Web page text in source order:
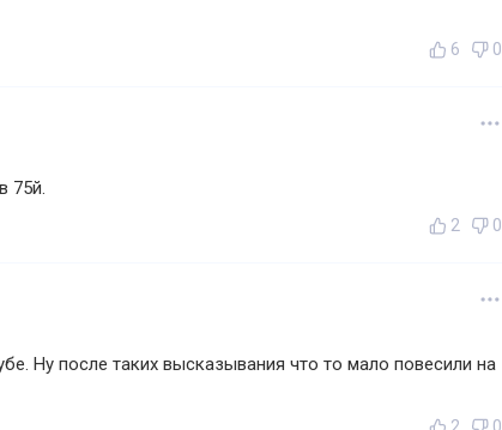
6 0
75й.
2 0
Ну после таких высказывания что то мало повесили на